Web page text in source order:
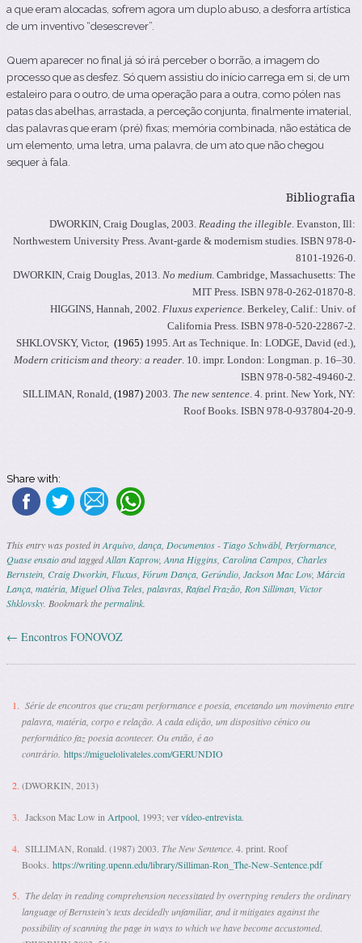
a que eram alocadas, sofrem agora um duplo abuso, a desforra artística
de um inventivo “desescrever”.
Quem aparecer no final já só irá perceber o borrão, a imagem do
processo que as desfez. Só quem assistiu do início carrega em si, de um
estaleiro para o outro, de uma operação para a outra, como pólen nas
patas das abelhas, arrastada, a perceção conjunta, finalmente imaterial,
das palavras que eram (pré) fixas; memória combinada, não estática de
um elemento, uma letra, uma palavra, de um ato que não chegou
sequer à fala.
Bibliografia
DWORKIN, Craig Douglas, 2003. Reading the illegible . Evanston, Ill:
Northwestern University Press. Avant-garde & modernism studies. ISBN 978-0-
8101-1926-0.
DWORKIN, Craig Douglas, 2013. No medium . Cambridge, Massachusetts: The
MIT Press. ISBN 978-0-262-01870-8.
HIGGINS, Hannah, 2002. Fluxus experience . Berkeley, Calif.: Univ. of
California Press. ISBN 978-0-520-22867-2.
SHKLOVSKY, Victor, (1965) 1995. Art as Technique. In: LODGE, David (ed.),
Modern criticism and theory: a reader . 10. impr. London: Longman. p. 16–30.
ISBN 978-0-582-49460-2.
SILLIMAN, Ronald, (1987) 2003. The new sentence . 4. print. New York, NY:
Roof Books. ISBN 978-0-937804-20-9.
Share with:
This entry was posted inArquivo dança Documentos - Tiago Schwäbl, Performance
Quase ensaioand taggedAllan Kaprow, Anna Higgins Carolina Campos Charles
Bernstein Craig Dworkin Fluxus Fórum Dança Gerúndio Jackson Mac Low, Márcia
Lança matéria Miguel Oliva Teles palavras Rafael Frazão Ron Silliman Victor
Shklovsky . Bookmark thepermalink
Post navigation
← Encontros FONOVOZ
Série de encontros que cruzam performance e poesia, encetando um movimento entre
palavra, matéria, corpo e relação. A cada edição, um dispositivo cénico ou
performático faz poesia acontecer. Ou então, é ao
contrário. https://miguelolivateles.com/GERUNDIO
(DWORKIN, 2013)
Jackson Mac Low in Artpool, 1993; vervídeo-entrevista.
SILLIMAN, Ronald. (1987) 2003. The New Sentence. 4. print. Roof
Books. https://writing.upenn.edu/library/Silliman-Ron_The-New-Sentence.pdf
The delay in reading comprehension necessitated by overtyping renders the ordinary
language of Bernstein’s texts decidedly unfamiliar, and it mitigates against the
possibility of scanning the page in ways to which we have become accustomed.